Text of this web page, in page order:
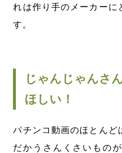
れは作り手のメーカーに
す。
じゃんじゃんさ
ほしい！
パチンコ動画のほとんど
だかうさんくさいもの